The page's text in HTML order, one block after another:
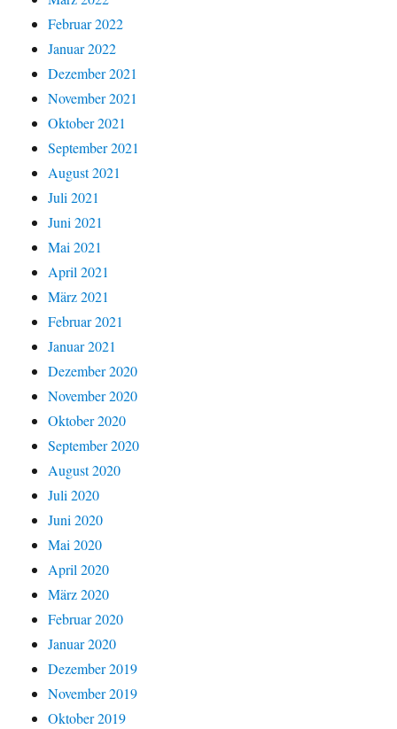
Februar 2022
Januar 2022
Dezember 2021
November 2021
Oktober 2021
September 2021
August 2021
Juli 2021
Juni 2021
Mai 2021
April 2021
März 2021
Februar 2021
Januar 2021
Dezember 2020
November 2020
Oktober 2020
September 2020
August 2020
Juli 2020
Juni 2020
Mai 2020
April 2020
März 2020
Februar 2020
Januar 2020
Dezember 2019
November 2019
Oktober 2019